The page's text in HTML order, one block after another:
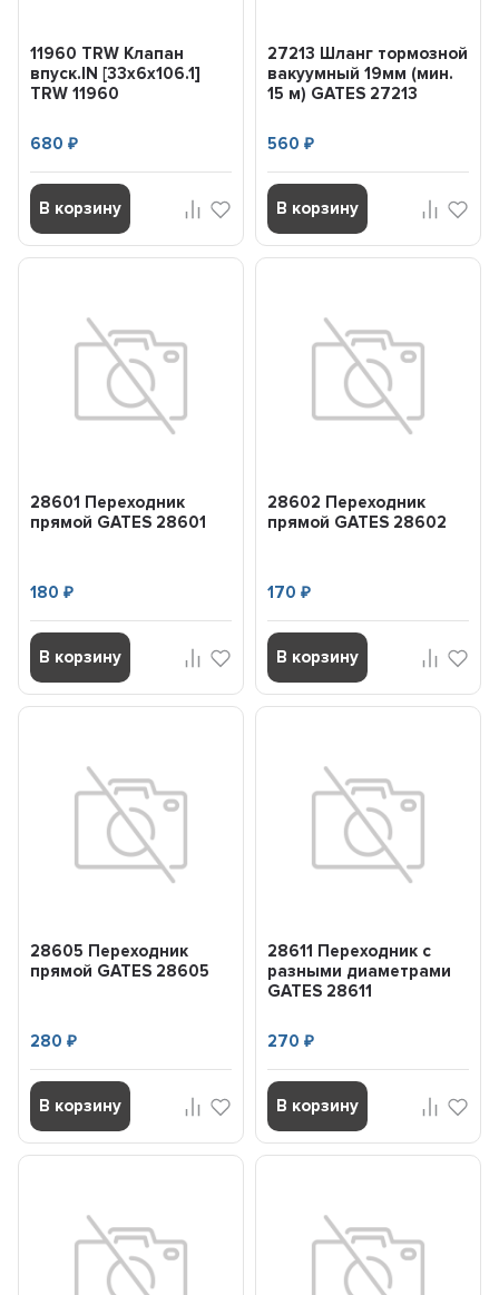
11960 TRW Клапан
впуск.IN [33x6x106.1]
TRW 11960
680₽
В корзину
27213 Шланг тормозной
вакуумный 19мм (мин.
15 м) GATES 27213
560 ₽
В корзину
28601 Переходник
прямой GATES 28601
180₽
В корзину
28602 Переходник
прямой GATES 28602
170 ₽
В корзину
28605 Переходник
прямой GATES 28605
280₽
В корзину
28611 Переходник с
разными диаметрами
GATES 28611
270 ₽
В корзину